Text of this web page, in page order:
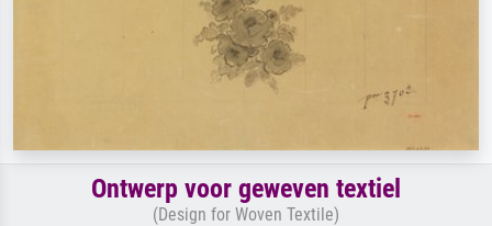
Ontwerp voor geweven textiel
(Design for Woven Textile)